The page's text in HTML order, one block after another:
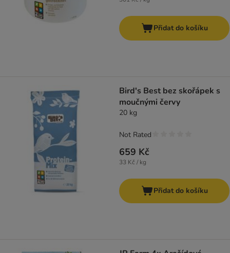
Přidat do košíku
Bird's Best bez skořápek s
moučnými červy
20 kg
659 Kč
33 Kč / kg
Not Rated
Přidat do košíku